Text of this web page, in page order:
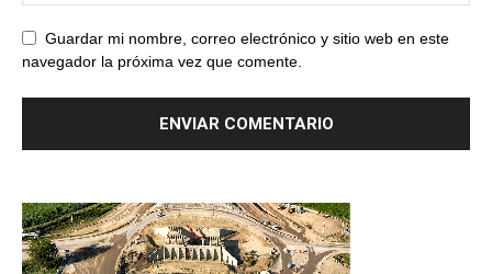
Guardar mi nombre, correo electrónico y sitio web en este
navegador la próxima vez que comente.